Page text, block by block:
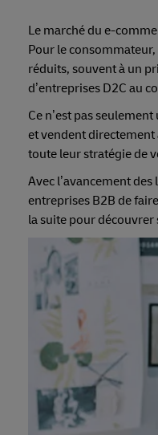
Le marché du e-
Pour le
réduits, souvent à un
d’entreprises D2C au
Ce n’est pas
et vendent directement
toute leur stratégie de
Avec l’avancement
entreprises B2B de
la suite pour découvrer